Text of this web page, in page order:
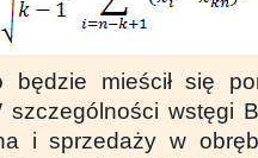
będzie mieścił się
szczególności wstęgi
i sprzedaży w